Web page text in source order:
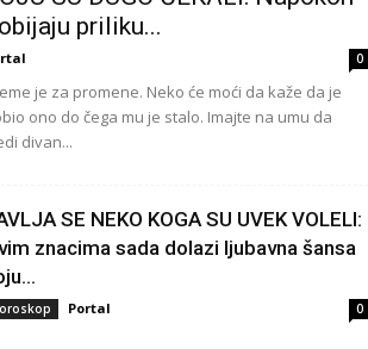
priliku...
0
je za promene. Neko će moći da kaže da je
ono do čega mu je stalo. Imajte na umu da
divan...
SE NEKO KOGA SU UVEK VOLELI:
znacima sada dolazi ljubavna šansa
Portal 0